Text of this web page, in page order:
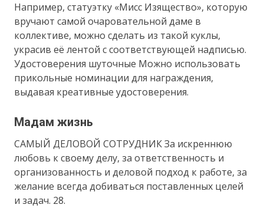
Например, статуэтку «Мисс Изящество», которую
вручают самой очаровательной даме в
коллективе, можно сделать из такой куклы,
украсив её лентой с соответствующей надписью.
Удостоверения шуточные Можно использовать
прикольные номинации для награждения,
выдавая креативные удостоверения.
Мадам жизнь
САМЫЙ ДЕЛОВОЙ СОТРУДНИК За искреннюю
любовь к своему делу, за ответственность и
организованность и деловой подход к работе, за
желание всегда добиваться поставленных целей
и задач. 28.